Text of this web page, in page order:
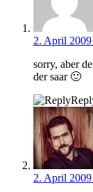
2. April
sorry, aber
der saar 🙂
2. April